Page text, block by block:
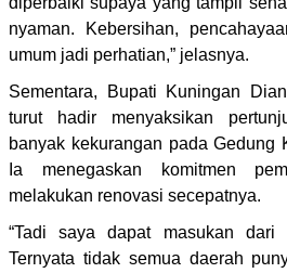
nyaman. Kebersihan,
umum jadi perhatian,” jelasnya.
Sementara, Bupati Kuningan
turut hadir menyaksikan
banyak kekurangan pada Gedung
Ia menegaskan komitmen
melakukan renovasi secepatnya.
“Tadi saya dapat masukan dari
Ternyata tidak semua daerah